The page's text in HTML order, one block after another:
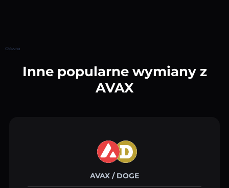
Główna
Inne popularne wymiany z
AVAX
AVAX / DOGE